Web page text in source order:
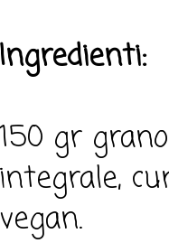
Ingredienti:
150 gr
integrale,
vegan.